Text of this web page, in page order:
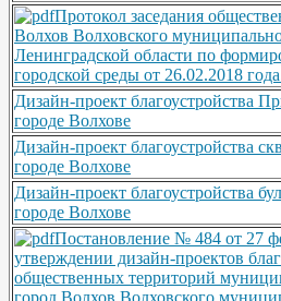
Протокол заседания
Волхов Волховского
Ленинградской области по
городской среды от 26.02.2018
Дизайн-проект благоустройства
городе Волхове
Дизайн-проект благоустройства
городе Волхове
Дизайн-проект благоустройства
городе Волхове
Постановление № 484 от 27
утверждении дизайн-проектов
общественных территорий
город Волхов Волховского